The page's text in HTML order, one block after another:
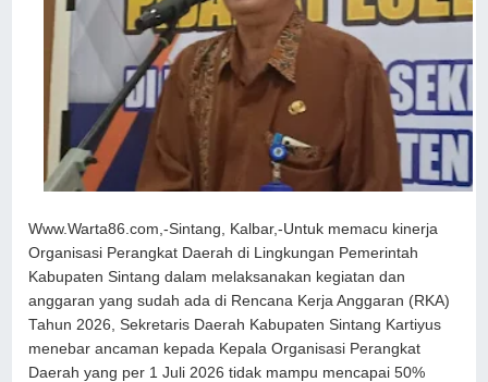
Www.Warta86.com,-Sintang, Kalbar,-Untuk memacu kinerja
Organisasi Perangkat Daerah di Lingkungan Pemerintah
Kabupaten Sintang dalam melaksanakan kegiatan dan
anggaran yang sudah ada di Rencana Kerja Anggaran (RKA)
Tahun 2026, Sekretaris Daerah Kabupaten Sintang Kartiyus
menebar ancaman kepada Kepala Organisasi Perangkat
Daerah yang per 1 Juli 2026 tidak mampu mencapai 50%